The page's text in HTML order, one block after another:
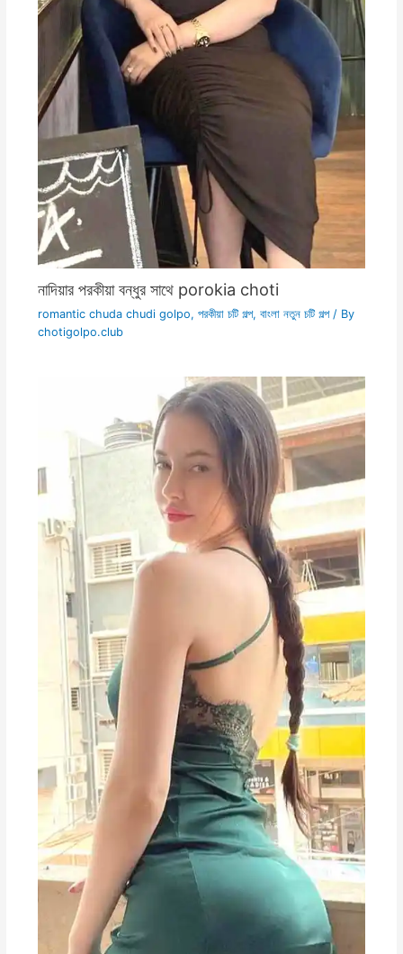
নাদিয়ার পরকীয়া বন্ধুর সাথে porokia choti
romantic chuda chudi golpo, পরকীয়া চটি গল্প, বাংলা নতুন চটি গল্প/ By
chotigolpo.club